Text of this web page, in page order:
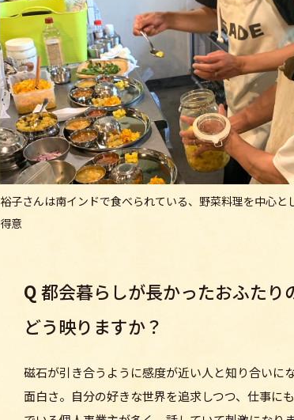
裕子さんは南インドで食べられている、野菜料理を中心と
得意
Q都会暮らしが長かったおふたり
どう映りますか？
磁石が引き合うように感度が近い人と知り合いに
面白さ。自分の好きな世界を追求しつつ、仕事に